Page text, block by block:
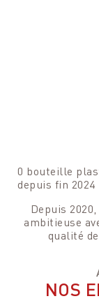
0 bouteille
depuis fin 2024
Depuis
ambitieuse
qualité
NOS
Je suis à votre
vos questions
Votre n° de
pouvoir
Votre e-mail
Votre n° de